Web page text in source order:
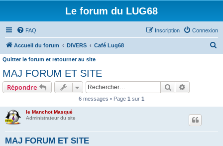
Le forum du LUG68
FAQ Connexion
Inscription
Accueil du forum DIVERS Café Lug68
Quitter le forum et retourner au site
MAJ FORUM ET SITE
Répondre Rechercher
6 messages • Page 1 sur 1
le Manchot Masqué
Administrateur du site
MAJ FORUM ET SITE